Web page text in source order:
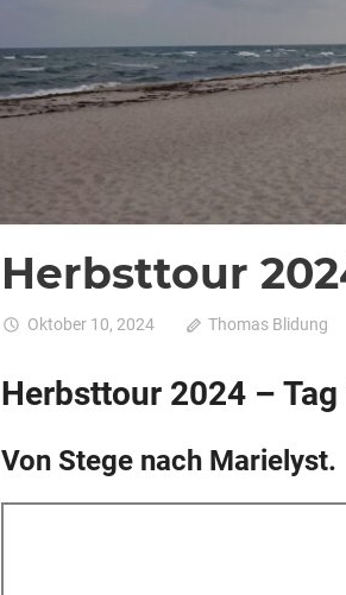
Herbsttour
Oktober 10, 2024 Thomas Blidung
Herbsttour 2024 – Tag
Von Stege nach Marielyst.